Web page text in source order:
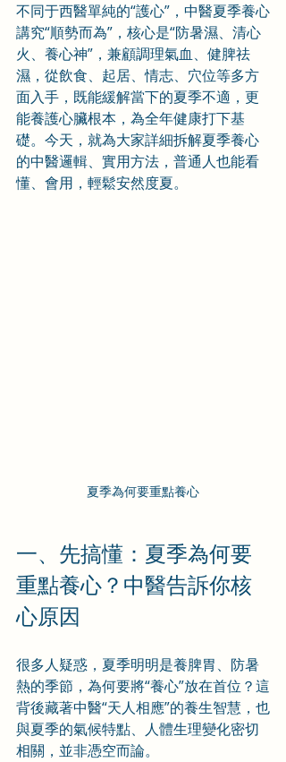
不同于西醫單純的“護心”，中醫夏季養心
講究“順勢而為”，核心是“防暑濕、清心
火、養心神”，兼顧調理氣血、健脾祛
濕，從飲食、起居、情志、穴位等多方
面入手，既能緩解當下的夏季不適，更
能養護心臟根本，為全年健康打下基
礎。今天，就為大家詳細拆解夏季養心
的中醫邏輯、實用方法，普通人也能看
懂、會用，輕鬆安然度夏。
夏季為何要重點養心
一、先搞懂：夏季為何要
重點養心？中醫告訴你核
心原因
很多人疑惑，夏季明明是養脾胃、防暑
熱的季節，為何要將“養心”放在首位？這
背後藏著中醫“天人相應”的養生智慧，也
與夏季的氣候特點、人體生理變化密切
相關，並非憑空而論。